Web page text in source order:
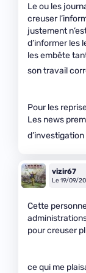
Le ou les
creuser
justement
d’informer les
les embête
son travail
Pour les
Les news
vizir67
Le 19/09/
Cette
pour creuser
ce qui me